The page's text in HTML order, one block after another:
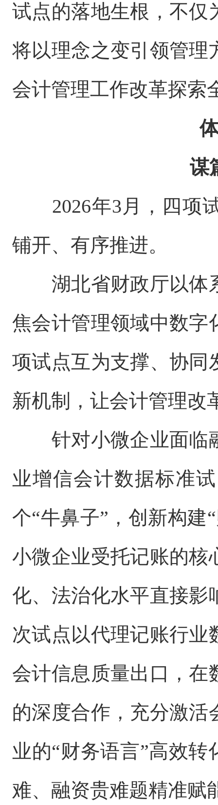
试点的落地生根，不仅
将以理念之变引领管理
会计管理工作改革探索
谋
2026年3月，四项试
铺开、有序推进。
湖北省财政厅以体
焦会计管理领域中数字
项试点互为支撑、协同
新机制，让会计管理改
针对小微企业面临
业增信会计数据标准
个“牛鼻子”，创新构建
小微企业受托记账的核
化、法治化水平直接影
次试点以代理记账行
会计信息质量出口，在
的深度合作，充分激
业的“财务语言”高效
难、融资贵难题精准赋